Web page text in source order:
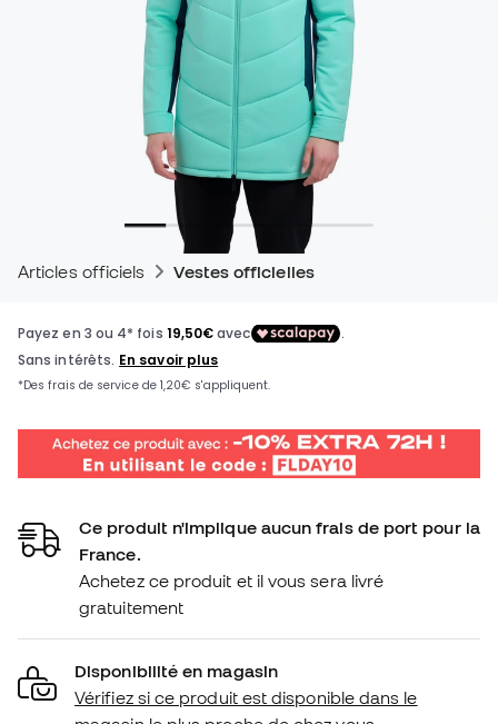
Articles officiels Vestes officielles
Ce produit n'implique aucun frais de port pour la
France.
Achetez ce produit et il vous sera livré
gratuitement
Disponibilité en magasin
Vérifiez si ce produit est disponible dans le